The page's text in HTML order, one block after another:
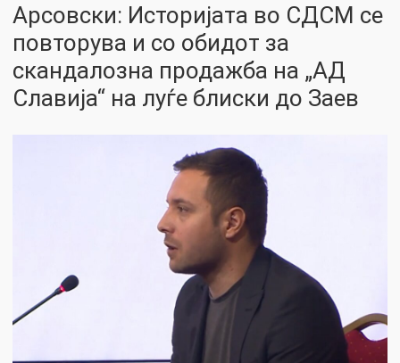
Арсовски: Историјата во СДСМ се
повторува и со обидот за
скандалозна продажба на „АД
Славија“ на луѓе блиски до Заев